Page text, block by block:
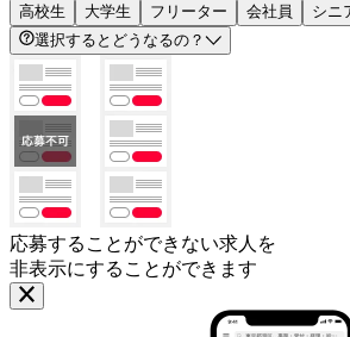
高校生 大学生 フリーター 会社員 シニ
選択するとどうなるの？
応募することができない求人を
非表示にすることができます